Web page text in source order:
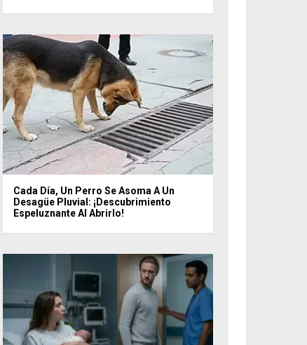
Cada Día, Un Perro Se Asoma A Un
Desagüe Pluvial: ¡descubrimiento
Espeluznante Al Abrirlo!